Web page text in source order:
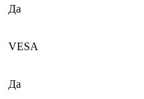
Да
VESA
Да